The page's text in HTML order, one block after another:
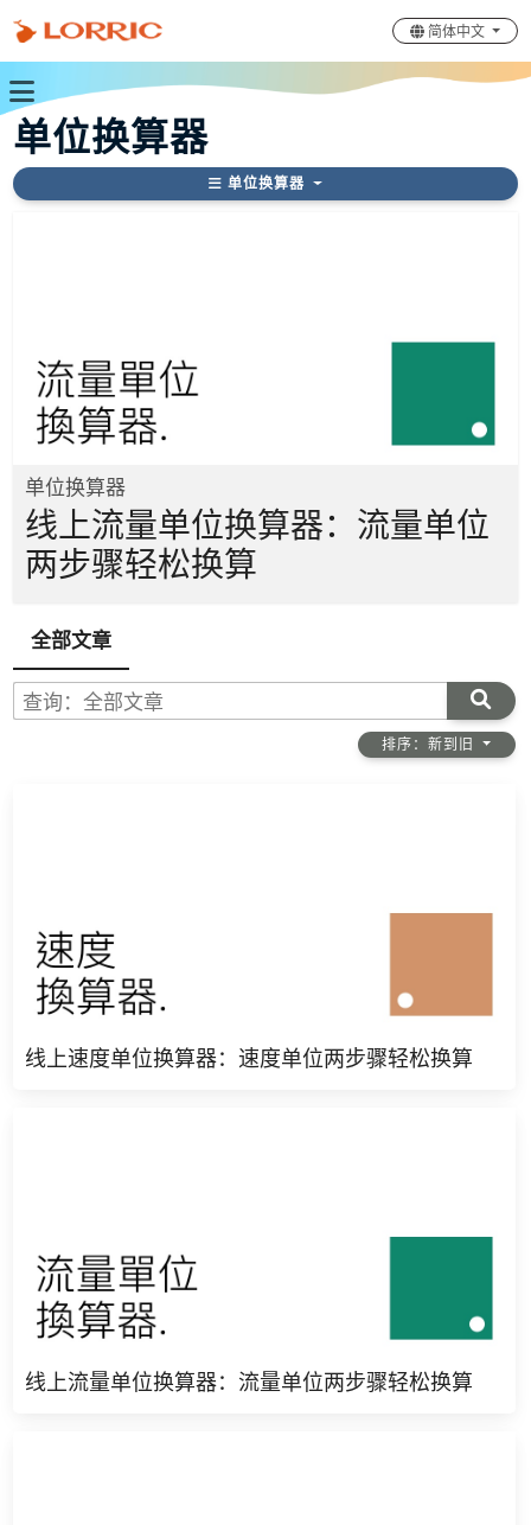
简体中文
单位换算器
单位换算器
单位换算器
线上流量单位换算器：流量单位
两步骤轻松换算
全部文章
查询：全部文章
排序：新到旧
线上速度单位换算器：速度单位两步骤轻松换算
线上流量单位换算器：流量单位两步骤轻松换算